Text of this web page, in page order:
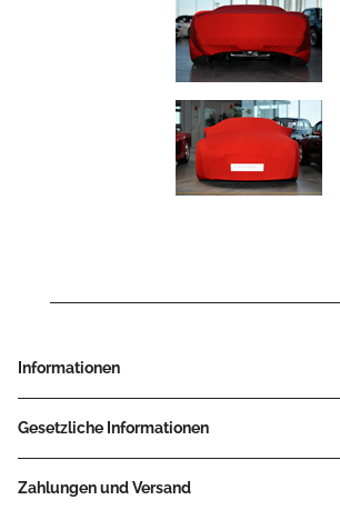
Informationen
Gesetzliche Informationen
Zahlungen und Versand